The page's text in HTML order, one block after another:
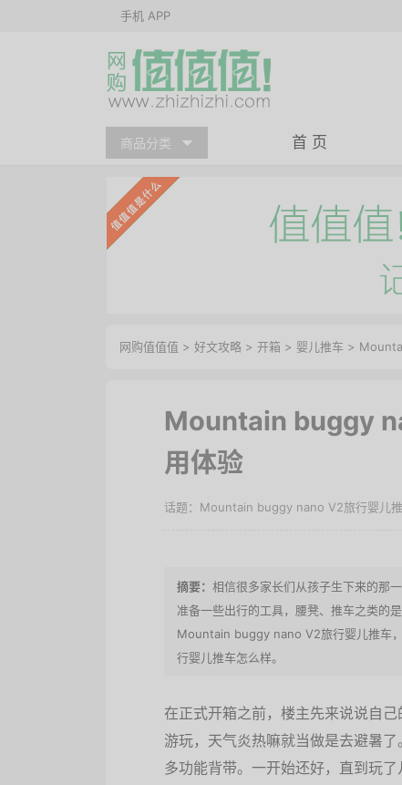
手机 APP
商品分类 首 页
网购值值值 > 好文攻略 > 开箱 > 婴儿推车 >
Mountain buggy
用体验
Mountain buggy nano V2旅行婴儿
相信很多家长们从孩子生下来的那
准备一些出行的工具，腰凳、推车之类的
Mountain buggy nano V2旅行婴儿推车
行婴儿推车怎么样。
在正式开箱之前，楼主先来说说自
游玩，天气炎热嘛就当做是去避暑
多功能背带。一开始还好，直到玩